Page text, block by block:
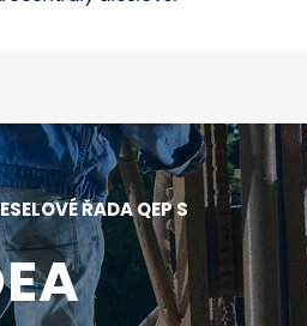
ŘADA QEP S